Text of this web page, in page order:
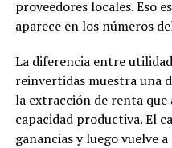
proveedores locales. Eso
aparece en los números
La diferencia entre
reinvertidas muestra una
la extracción de renta
capacidad productiva. El
ganancias y luego vuelve a